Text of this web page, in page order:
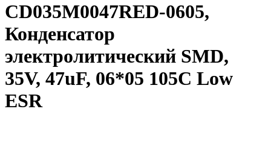
CD035M0047RED-0605,
Конденсатор
электролитический SMD,
35V, 47uF, 06*05 105C Low
ESR